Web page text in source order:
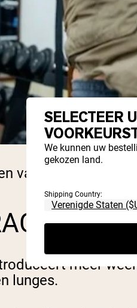
van het gebruik
EN
meer
lunges.
SELECTEER
We kunnen uw
gekozen land.
Shipping Country: